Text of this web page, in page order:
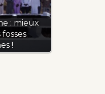
: mieux
!